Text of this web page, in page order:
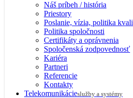
Náš príbeh / história
Priestory
Poslanie, vízia, politika
Politika spoločnosti
Certifikáty a oprávnenia
Spoločenská zodpovednosť
Kariéra
Partneri
Referencie
Kontakty
Telekomunikácieslužby a systémy